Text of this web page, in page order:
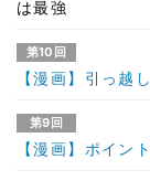
は最強
第10回
【漫画】引っ越
第9回
【漫画】ポイン